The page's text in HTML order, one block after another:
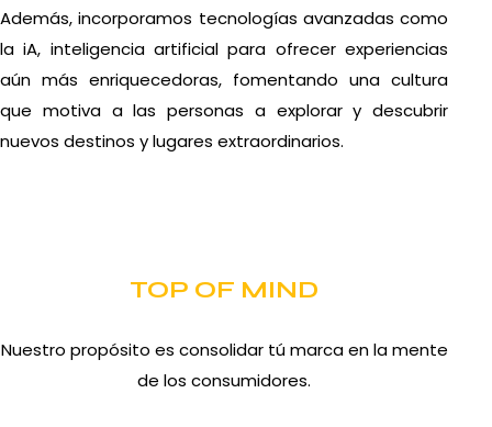
Además, incorporamos tecnologías avanzadas como
la iA, inteligencia artificial para ofrecer experiencias
aún más enriquecedoras, fomentando una cultura
que motiva a las personas a explorar y descubrir
nuevos destinos y lugares extraordinarios.
TOP OF MIND
Nuestro propósito es consolidar tú marca en la mente
de los consumidores.